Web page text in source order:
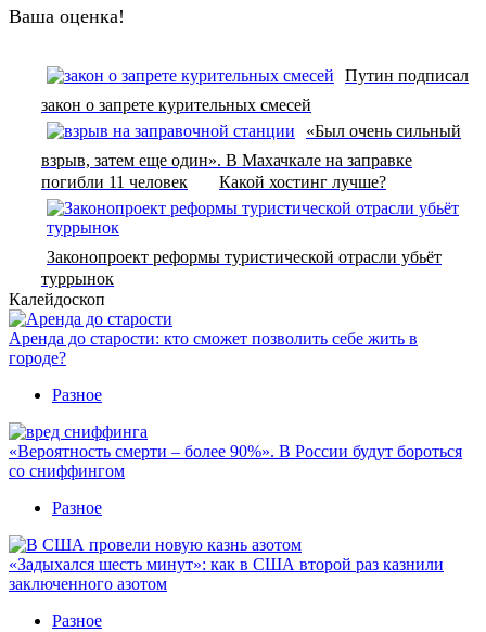
Ваша оценка!
Путин подписал
закон о запрете курительных смесей
«Был очень сильный
взрыв, затем еще один». В Махачкале на заправке
погибли 11 человек
Какой хостинг лучше?
Законопроект реформы туристической отрасли убьёт
туррынок
Калейдоскоп
Аренда до старости: кто сможет позволить себе жить в
городе?
Разное
«Вероятность смерти – более 90%». В России будут бороться
со сниффингом
Разное
«Задыхался шесть минут»: как в США второй раз казнили
заключенного азотом
Разное